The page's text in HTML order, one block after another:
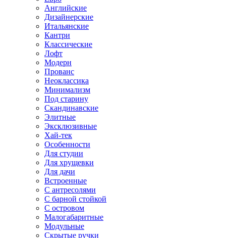
Английские
Дизайнерские
Итальянские
Кантри
Классические
Лофт
Модерн
Прованс
Неоклассика
Минимализм
Под старину
Скандинавские
Элитные
Эксклюзивные
Хай-тек
Особенности
Для студии
Для хрущевки
Для дачи
Встроенные
С антресолями
С барной стойкой
С островом
Малогабаритные
Модульные
Скрытые ручки